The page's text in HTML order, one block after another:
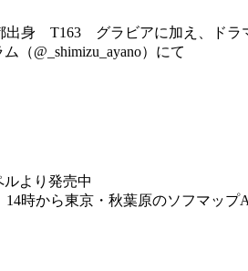
身 T163 グラビアに加え、ドラ
（@_shimizu_ayano）にて
より発売中
時から東京・秋葉原のソフマッ